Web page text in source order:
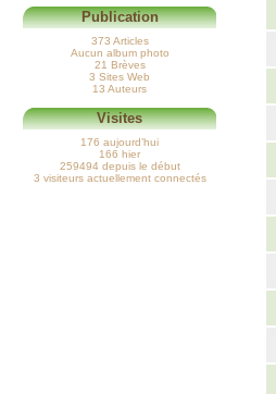
Publication
373 Articles
Aucun album photo
21 Brèves
3 Sites Web
13 Auteurs
Visites
176 aujourd’hui
166 hier
259494 depuis le début
3 visiteurs actuellement connectés